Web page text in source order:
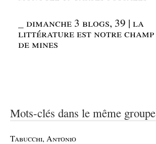
_dimanche 3 blogs, 39 | la
littérature est notre champ
de mines
Mots-clés dans le même groupe
Tabucchi, Antonio